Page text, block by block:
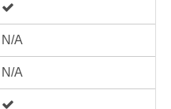
N/A
N/A